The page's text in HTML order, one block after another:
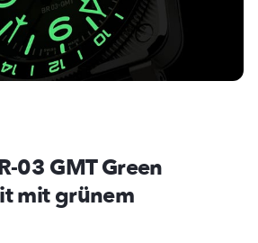
03 GMT Green
mit grünem